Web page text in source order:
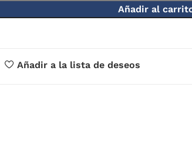
Añadir al
Añadir a la lista de deseos